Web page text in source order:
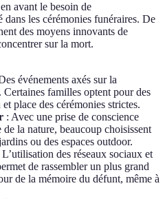
avant le besoin de
les cérémonies funéraires. De
des moyens innovants de
sur la mort.
événements axés sur la
familles optent pour des
place des cérémonies strictes.
: Avec une prise de conscience
la nature, beaucoup choisissent
ou des espaces outdoor.
L’utilisation des réseaux sociaux et
de rassembler un plus grand
de la mémoire du défunt, même à